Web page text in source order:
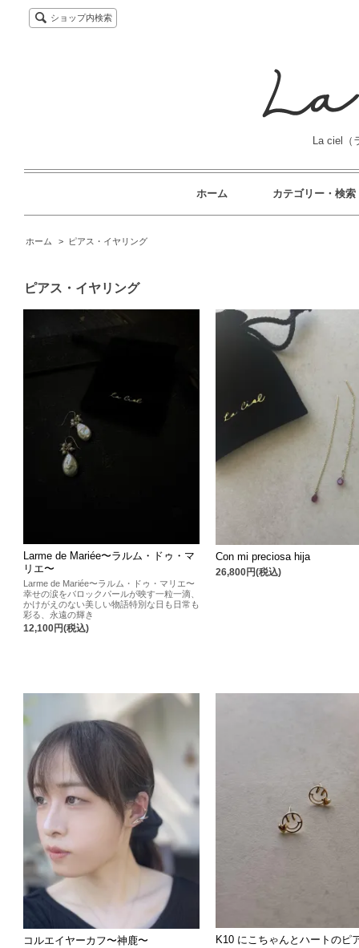
ショップ内検索
La ciel（
ホーム カテゴリー・検索
ホーム > ピアス・イヤリング
ピアス・イヤリング
Larme de Mariée〜ラルム・ドゥ・マ
リエ〜
Larme de Mariée〜ラルム・ドゥ・マリエ〜
幸せの涙をバロックパールが映す一粒一滴、
かけがえのない美しい物語特別な日も日常も
彩る、永遠の輝き
12,100円(税込)
Con mi preciosa hija
26,800円(税込)
コルエイヤーカフ〜神鹿〜 K10 にこちゃんとハートのピ